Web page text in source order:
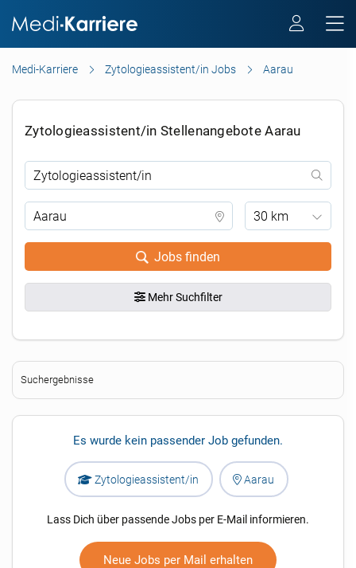
Medi-Karriere Zytologieassistent/in Jobs Aarau
Zytologieassistent/in Stellenangebote Aarau
30 km
Jobs finden
Mehr Suchfilter
Suchergebnisse
Es wurde kein passender Job gefunden.
Zytologieassistent/in Aarau
Lass Dich über passende Jobs per E-Mail informieren.
Neue Jobs per Mail erhalten